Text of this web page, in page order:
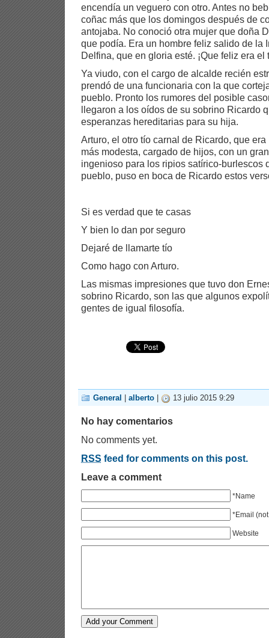
encendía un veguero con otro. Antes no
coñac más que los domingos después de
antojaba. No conoció otra mujer que doña
que podía. Era un hombre feliz salido de la
Delfina, que en gloria esté. ¡Que feliz era el
Ya viudo, con el cargo de alcalde recién
prendó de una funcionaria con la que
pueblo. Pronto los rumores del posible
llegaron a los oídos de su sobrino Ricardo
esperanzas hereditarias para su hija.
Arturo, el otro tío carnal de Ricardo, que
más modesta, cargado de hijos, con un
ingenioso para los ripios satírico-burlescos
pueblo, puso en boca de Ricardo estos
Si es verdad que te casas
Y bien lo dan por seguro
Dejaré de llamarte tío
Como hago con Arturo.
Las mismas impresiones que tuvo don
sobrino Ricardo, son las que algunos
gentes de igual filosofía.
General alberto 13 julio 2015 9:29
No hay comentarios
No comments yet.
RSS feed for comments on this post.
Leave a comment
*Name
*Email
Website